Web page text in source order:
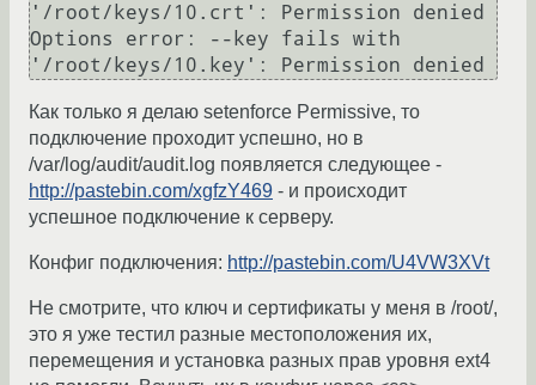
'/root/keys/10.crt': Permission denied
Options error: --key fails with
'/root/keys/10.key': Permission denied
Как только я делаю setenforce Permissive, то
подключение проходит успешно, но в
/var/log/audit/audit.log появляется следующее -
http://pastebin.com/xgfzY469 - и происходит
успешное подключение к серверу.
Конфиг подключения: http://pastebin.com/U4VW3XVt
Не смотрите, что ключ и сертификаты у меня в /root/,
это я уже тестил разные местоположения их,
перемещения и установка разных прав уровня ext4